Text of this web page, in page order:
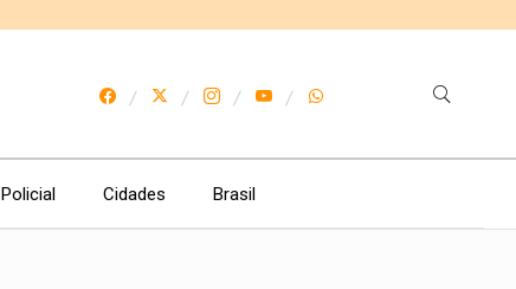
Policial Cidades Brasil